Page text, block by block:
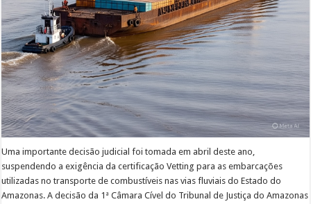
Uma importante decisão judicial foi tomada em abril deste ano,
suspendendo a exigência da certificação Vetting para as embarcações
utilizadas no transporte de combustíveis nas vias fluviais do Estado do
Amazonas. A decisão da 1ª Câmara Cível do Tribunal de Justiça do Amazonas